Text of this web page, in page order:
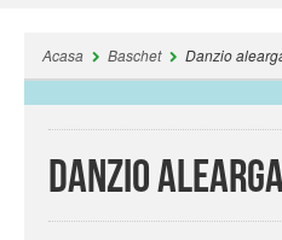
Acasa Baschet Danzio
Danzio